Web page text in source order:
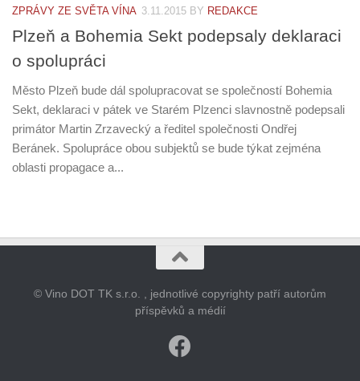
ZPRÁVY ZE SVĚTA VÍNA 3.11.2015 BY REDAKCE
Plzeň a Bohemia Sekt podepsaly deklaraci
o spolupráci
Město Plzeň bude dál spolupracovat se společností Bohemia
Sekt, deklaraci v pátek ve Starém Plzenci slavnostně podepsali
primátor Martin Zrzavecký a ředitel společnosti Ondřej
Beránek. Spolupráce obou subjektů se bude týkat zejména
oblasti propagace a...
© Vino DOT TK s.r.o. , jednotlivé copyrighty patří autorům
příspěvků a médií